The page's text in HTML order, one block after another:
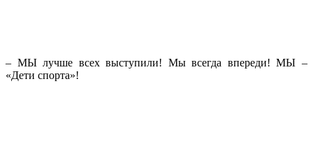
– МЫ лучше всех выступили! Мы всегда впереди! МЫ –
«Дети спорта»!